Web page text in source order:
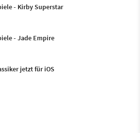
- Kirby Superstar
- Jade Empire
jetzt für iOS